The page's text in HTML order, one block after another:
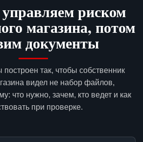
риском
магазина, потом
документы
так, чтобы собственник
видел не набор файлов,
что нужно, зачем, кто ведет и как
при проверке.